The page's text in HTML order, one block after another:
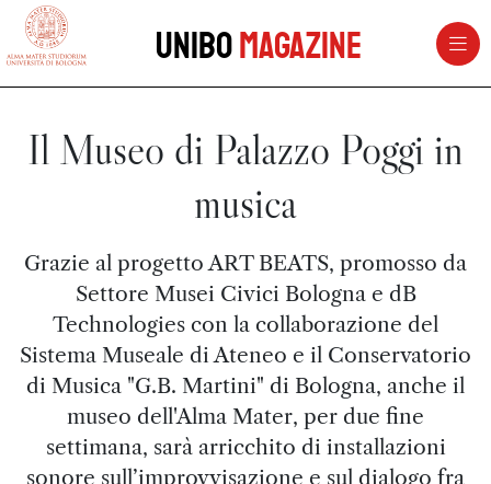
vai al contenuto della pagina
UniboMagazine
Il Museo di Palazzo Poggi in
musica
Grazie al progetto ART BEATS, promosso da
Settore Musei Civici Bologna e dB
Technologies con la collaborazione del
Sistema Museale di Ateneo e il Conservatorio
di Musica "G.B. Martini" di Bologna, anche il
museo dell'Alma Mater, per due fine
settimana, sarà arricchito di installazioni
sonore sull’improvvisazione e sul dialogo fra